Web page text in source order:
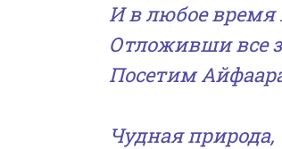
И в любое время
Отложивши все
Посетим
Чудная природа,